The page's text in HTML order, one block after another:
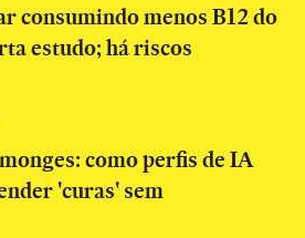
consumindo menos B12 do
estudo; há riscos
como perfis de IA
'curas' sem